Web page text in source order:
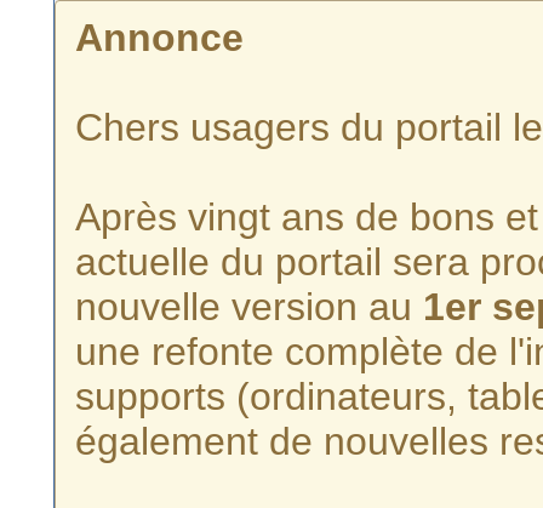
Annonce
Chers usagers du portail
Après vingt ans de bons
actuelle du portail sera
nouvelle version au 1er
une refonte complète de
supports (ordinateurs,
également de nouvelles